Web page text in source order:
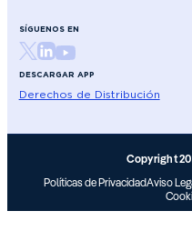
SÍGUENOS EN
DESCARGAR APP
Derechos de Distribución
Copyright
Políticas de PrivacidadAviso